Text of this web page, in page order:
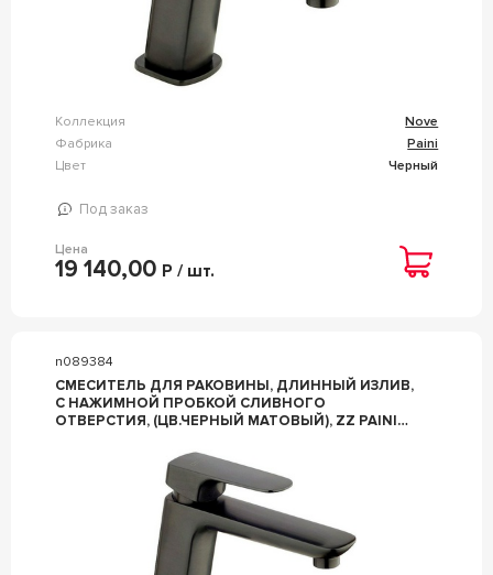
Коллекция
Nove
Фабрика
Paini
Цвет
Черный
Под заказ
Цена
19 140,00 Р / шт.
n089384
СМЕСИТЕЛЬ ДЛЯ РАКОВИНЫ, ДЛИННЫЙ ИЗЛИВ,
C НАЖИМНОЙ ПРОБКОЙ СЛИВНОГО
ОТВЕРСТИЯ, (ЦВ.ЧЕРНЫЙ МАТОВЫЙ), ZZ PAINI